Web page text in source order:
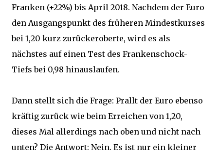
Franken (+22%) bis April 2018. Nachdem der Euro
den Ausgangspunkt des früheren Mindestkurses
bei 1,20 kurz zurückeroberte, wird es als
nächstes auf einen Test des Frankenschock-
Tiefs bei 0,98 hinauslaufen.
Dann stellt sich die Frage: Prallt der Euro ebenso
kräftig zurück wie beim Erreichen von 1,20,
dieses Mal allerdings nach oben und nicht nach
unten? Die Antwort: Nein. Es ist nur ein kleiner